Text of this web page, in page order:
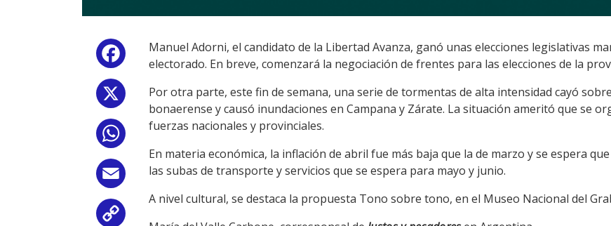
Facebook
Email
Manuel Adorni, el candidato de la Libertad Avanza, ganó unas elecciones legislativas
electorado. En breve, comenzará la negociación de frentes para las elecciones de la
Por otra parte, este fin de semana, una serie de tormentas de alta intensidad cayó
bonaerense y causó inundaciones en Campana y Zárate. La situación ameritó que se
fuerzas nacionales y provinciales.
En materia económica, la inflación de abril fue más baja que la de marzo y se espera
las subas de transporte y servicios que se espera para mayo y junio.
A nivel cultural, se destaca la propuesta Tono sobre tono, en el Museo Nacional del